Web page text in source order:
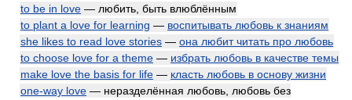
to be in love — любить, быть влюблённым
to plant a love for learning — воспитывать любовь к знаниям
she likes to read love stories — она любит читать про любовь
to choose love for a theme — избрать любовь в качестве темы
make love the basis for life — класть любовь в основу жизни
one-way love — неразделённая любовь, любовь без